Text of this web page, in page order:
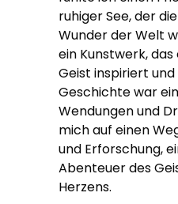
ruhiger See, der
Wunder der Welt
ein Kunstwerk,
Geist inspiriert
Geschichte war
Wendungen und
mich auf einen
und Erforschung,
Abenteuer des
Herzens.